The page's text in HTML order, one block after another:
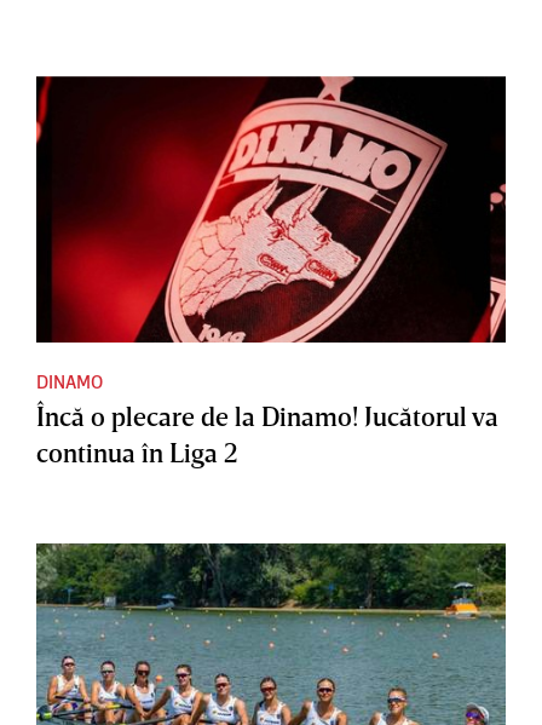
DINAMO
Încă o plecare de la Dinamo! Jucătorul va
continua în Liga 2